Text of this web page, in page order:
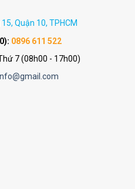
Quận 10, TPHCM
0896 611 522
7 (08h00 - 17h00)